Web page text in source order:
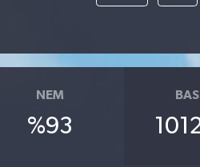
NEM
%93